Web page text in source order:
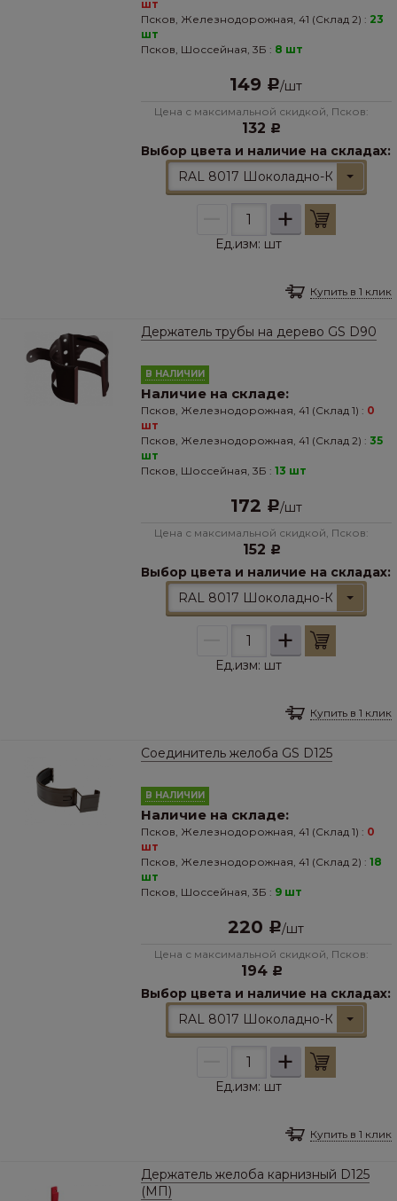
шт
Псков, Железнодорожная, 41 (Склад 2) : 23
шт
Псков, Шоссейная, 3Б : 8 шт
149 Р/шт
Цена с максимальной скидкой, Псков:
132 Р
Выбор цвета и наличие на складах:
RAL 8017 Шоколадно-
+
Ед.изм: шт
Купить в 1 клик
Держатель трубы на дерево GS D90
В НАЛИЧИИ
Наличие на складе:
Псков, Железнодорожная, 41 (Склад 1) : 0
шт
Псков, Железнодорожная, 41 (Склад 2) : 35
шт
Псков, Шоссейная, 3Б : 13 шт
172 Р/шт
Цена с максимальной скидкой, Псков:
152 Р
Выбор цвета и наличие на складах:
RAL 8017 Шоколадно-
+
Ед.изм: шт
Купить в 1 клик
Соединитель желоба GS D125
В НАЛИЧИИ
Наличие на складе:
Псков, Железнодорожная, 41 (Склад 1) : 0
шт
Псков, Железнодорожная, 41 (Склад 2) : 18
шт
Псков, Шоссейная, 3Б : 9 шт
220 Р/шт
Цена с максимальной скидкой, Псков:
194 Р
Выбор цвета и наличие на складах:
RAL 8017 Шоколадно-
+
Ед.изм: шт
Купить в 1 клик
Держатель желоба карнизный D125
(МП)